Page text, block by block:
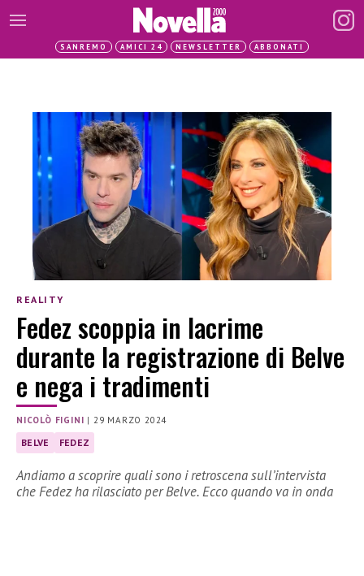
SANREMO AMICI 24 NEWSLETTER ABBONATI
REALITY
Fedez scoppia in lacrime
durante la registrazione di Belve
e nega i tradimenti
NICOLÒ FIGINI | 29 MARZO 2024
BELVE FEDEZ
Andiamo a scoprire quali sono i retroscena sull’intervista
che Fedez ha rilasciato per Belve. Ecco quando va in onda